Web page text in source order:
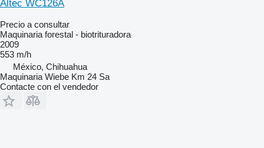
Altec WC126A
Precio a consultar
Maquinaria forestal - biotrituradora
2009
553 m/h
México, Chihuahua
Maquinaria Wiebe Km 24 Sa
Contacte con el vendedor